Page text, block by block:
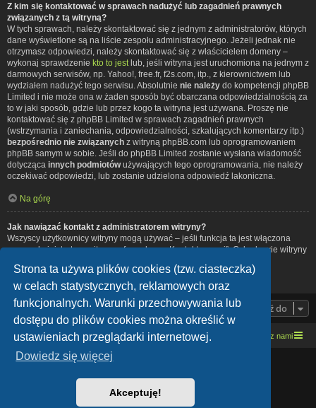
Strona ta używa plików cookies (tzw. ciasteczka)
w celach statystycznych, reklamowych oraz
funkcjonalnych. Warunki przechowywania lub
dostępu do plików cookies można określić w
ustawieniach przeglądarki internetowej.
Dowiedz się więcej
Akceptuję!
Z kim się kontaktować w sprawach nadużyć lub zagadnień prawnych
związanych z tą witryną?
W tych sprawach, należy skontaktować się z jednym z administratorów, których
dane wyświetlone są na liście zespołu administracyjnego. Jeżeli jednak nie
otrzymasz odpowiedzi, należy skontaktować się z właścicielem domeny –
wykonaj sprawdzenie kto to jest lub, jeśli witryna jest uruchomiona na jednym z
darmowych serwisów, np. Yahoo!, free.fr, f2s.com, itp., z kierownictwem lub
wydziałem nadużyć tego serwisu. Absolutnie nie należy do kompetencji phpBB
Limited i nie może ona w żaden sposób być obarczana odpowiedzialnością za
to w jaki sposób, gdzie lub przez kogo ta witryna jest używana. Proszę nie
kontaktować się z phpBB Limited w sprawach zagadnień prawnych
(wstrzymania i zaniechania, odpowiedzialności, szkalujących komentarzy itp.)
bezpośrednio nie związanych z witryną phpBB.com lub oprogramowaniem
phpBB samym w sobie. Jeśli do phpBB Limited zostanie wysłana wiadomość
dotycząca innych podmiotówużywających tego oprogramowania, nie należy
oczekiwać odpowiedzi, lub zostanie udzielona odpowiedź lakoniczna.
Na górę
Jak nawiązać kontakt z administratorem witryny?
Wszyscy użytkownicy witryny mogą używać – jeśli funkcja ta jest włączona
przez administratora witryny – formularza „Kontakt z nami”. Członkowie witryny
Na górę
Przejdź do
Strona domowa Kresowe forum motocyklowe Kontakt z nami
Technologię dostarczaphpBB® Forum Software © phpBB Limited
Polski pakiet językowy dostarcza